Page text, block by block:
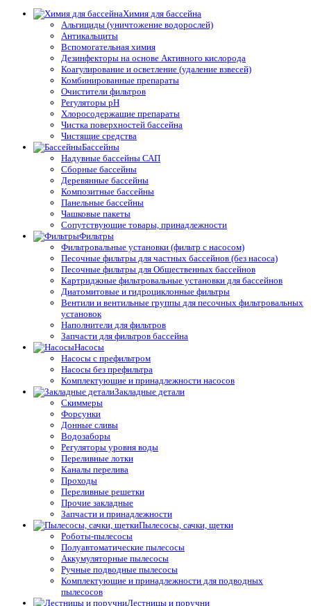
Химия для бассейна
Альгициды (уничтожение водорослей)
Антикальциты
Вспомогательная химия
Дезинфекторы на основе Активного кислорода
Коагулирование и осветление (удаление взвесей)
Комбинированные препараты
Очистители фильтров
Регуляторы pH
Хлоросодержащие препараты
Чистка поверхностей бассейна
Чистящие средства
Бассейны
Надувные бассейны САП
Сборные бассейны
Деревянные бассейны
Композитные бассейны
Панельные бассейны
Чашковые пакеты
Сопутствующие товары, принадлежности
Фильтры
Фильтровальные установки (фильтр с насосом)
Песочные фильтры для частных бассейнов (без насоса)
Песочные фильтры для Общественных бассейнов
Картриджные фильтровальные установки для бассейнов
Диатомитовые и гидроциклонные фильтры
Вентили и вентильные группы для песочных фильтровальных
установок
Наполнители для фильтров
Запчасти для фильтров бассейна
Насосы
Насосы с префильтром
Насосы без префильтра
Комплектующие и принадлежности насосов
Закладные детали
Скиммеры
Форсунки
Донные сливы
Водозаборы
Регуляторы уровня воды
Переливные лотки
Каналы перелива
Проходы
Переливные решетки
Прочие закладные
Запчасти и принадлежности
Пылесосы, сачки, щетки
Роботы-пылесосы
Полуавтоматические пылесосы
Аккумуляторные пылесосы
Ручные подводные пылесосы
Комплектующие и принадлежности для подводных
пылесосов
Лестницы и поручни